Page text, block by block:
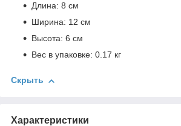
Длина: 8 см
Ширина: 12 см
Высота: 6 см
Вес в упаковке: 0.17 кг
Скрыть
Характеристики